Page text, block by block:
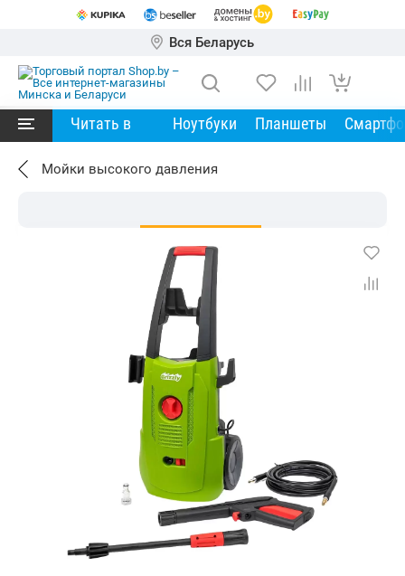
Вся Беларусь
Читать в Ноутбуки Планшеты
Мойки высокого давления